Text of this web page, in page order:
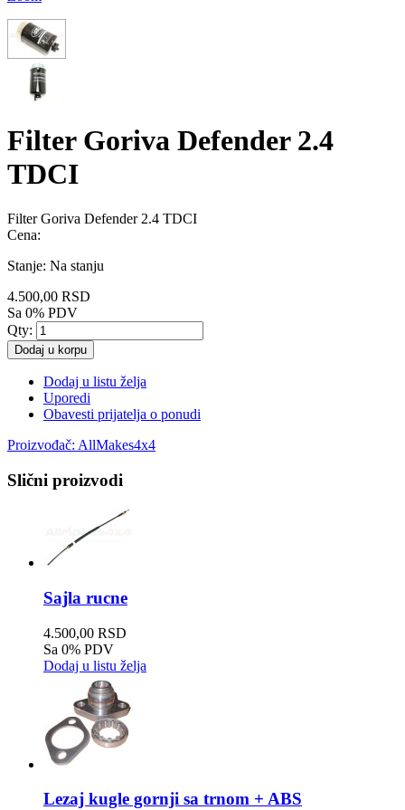
Filter Goriva Defender 2.4
TDCI
Filter Goriva Defender 2.4 TDCI
Cena:
Stanje: Na stanju
4.500,00 RSD
Sa 0% PDV
Qty:
Dodaj u korpu
Dodaj u listu želja
Uporedi
Obavesti prijatelja o ponudi
Proizvođač: AllMakes4x4
Slični proizvodi
Sajla rucne
4.500,00 RSD
Sa 0% PDV
Dodaj u listu želja
Lezaj kugle gornji sa trnom + ABS